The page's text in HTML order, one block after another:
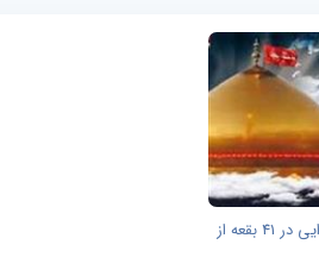
برگزاری طرح بصیرت عاشورایی در 41 بقعه از